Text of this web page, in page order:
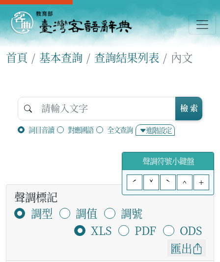
首頁 基本查詢 查詢結果列表 內文
詞目音讀 對應國語 全文查詢 進階設定
檢 索
聲調符號小鍵盤
ˊ
ˇ ˋ ^ +
聲調標記
調型
調值
調號
XLS
PDF
ODS
匯出